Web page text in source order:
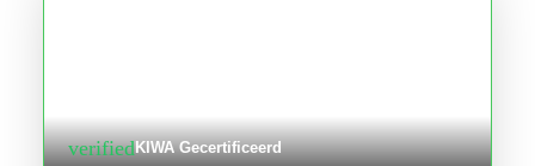
verifiedKIWA Gecertificeerd